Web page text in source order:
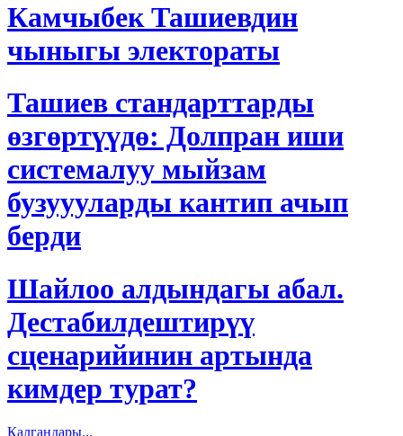
Камчыбек Ташиевдин
чыныгы электораты
Ташиев стандарттарды
өзгөртүүдө: Долпран иши
системалуу мыйзам
бузуууларды кантип ачып
берди
Шайлоо алдындагы абал.
Дестабилдештирүү
сценарийинин артында
кимдер турат?
Калгандары...